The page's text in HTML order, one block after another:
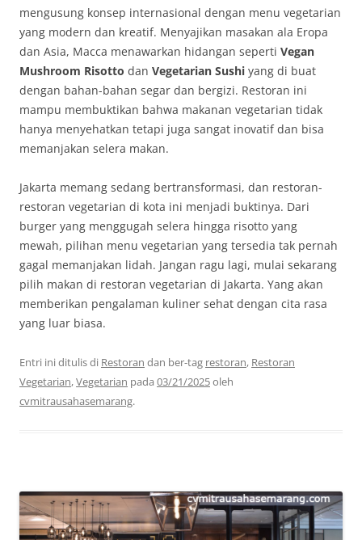
mengusung konsep internasional dengan menu vegetarian
yang modern dan kreatif. Menyajikan masakan ala Eropa
dan Asia, Macca menawarkan hidangan seperti Vegan
Mushroom Risotto dan Vegetarian Sushi yang di buat
dengan bahan-bahan segar dan bergizi. Restoran ini
mampu membuktikan bahwa makanan vegetarian tidak
hanya menyehatkan tetapi juga sangat inovatif dan bisa
memanjakan selera makan.
Jakarta memang sedang bertransformasi, dan restoran-
restoran vegetarian di kota ini menjadi buktinya. Dari
burger yang menggugah selera hingga risotto yang
mewah, pilihan menu vegetarian yang tersedia tak pernah
gagal memanjakan lidah. Jangan ragu lagi, mulai sekarang
pilih makan di restoran vegetarian di Jakarta. Yang akan
memberikan pengalaman kuliner sehat dengan cita rasa
yang luar biasa.
Entri ini ditulis di Restoran dan ber-tag restoran, Restoran
Vegetarian,Vegetarian pada 03/21/2025oleh
cvmitrausahasemarang.